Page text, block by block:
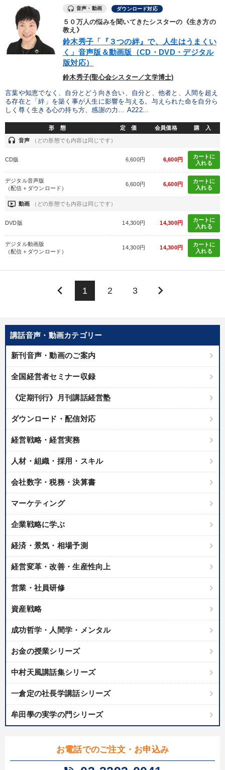
講話音声・動画カテゴリー
新刊音声・動画のご案内
全国経営者セミナー収録
《定期刊行》月刊講話経営塾
ダウンロード・配信対応
経営戦略・経営実務
人材・組織・採用・スキル
会社数字・税務・決算書
マーケティング
企業戦略に学ぶ
経済・景気・相場予測
経営変革・改善・生産性向上
営業・社員研修
資産戦略
成功哲学・人間学・メンタル
お金の授業シリーズ
中村天風講話集シリーズ
一倉定の社長学講話シリーズ
牟田學の実学の門シリーズ
お電話でのご注文・お申込み
音声・動画 ダウンロード対応
５０万人の悩みを聞いてきたシスターの《生き方の
教え》
鈴木秀子「『３つの絆』で、人生はうまくい
く」音声版＆動画版（CD・DVD・デジタル
版対応）
鈴木秀子(聖心会シスター／文学博士)
言葉や知恵でなく、自分とどう向き合い、自分と、他者と、人間を超え
る存在と「絆」を築く事が人生に影響を与える。与えられた命を自分ら
しく尊く生きる心の持ち方、感謝の力… A222...
形 態 定 価 会員価格 購 入
headset 音声 （どの形態でも内容は同じです）
CD版 6,600円 6,600円
カートに
入れる
デジタル音声版
（配信＋ダウンロード）
6,600円 6,600円
カートに
入れる
ondemand_video 動画 （どの形態でも内容は同じです）
DVD版 14,300円 14,300円
カートに
入れる
デジタル動画版
（配信＋ダウンロード）
14,300円 14,300円
カートに
入れる
keyboard_arrow_left 1 2 3 keyboard_arrow_right